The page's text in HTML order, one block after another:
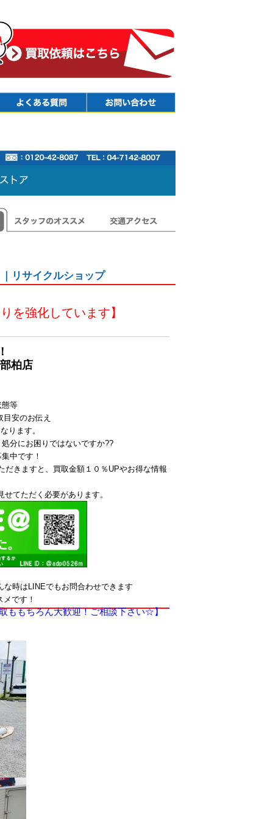
リサイクルショップ
を強化しています】
柏店
態等
安のお伝え
ります。
分にお困りではないですか??
中です！
だきますと、買取金額１０％UPやお得な情報
てただく必要があります。
時はLINEでもお問合わせできます
です！
ももちろん大歓迎！ご相談下さい☆】